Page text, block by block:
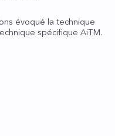
évoqué la technique
spécifique AiTM.